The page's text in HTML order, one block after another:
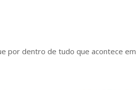
por dentro de tudo que acontece em